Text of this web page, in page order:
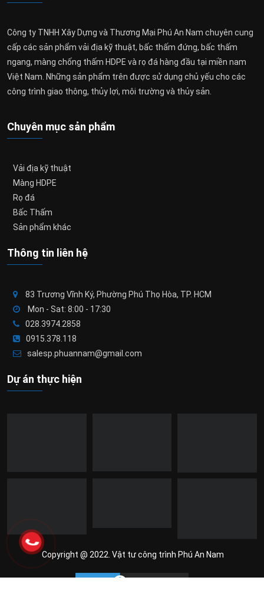
Công ty TNHH Xây Dựng và Thương Mại Phú An Nam chuyên cung
cấp các sản phẩm vải địa kỹ thuật, bấc thấm đứng, bấc thấm
ngang, màng chống thấm HDPE và rọ đá hàng đầu tại miền nam
Việt Nam. Những sản phẩm trên được sử dụng chủ yếu cho các
công trình giao thông, thủy lợi, môi trường và thủy sản.
Chuyên mục sản phẩm
Vải địa kỹ thuật
Màng HDPE
Rọ đá
Bấc Thấm
Sản phẩm khác
Thông tin liên hệ
83 Trương Vĩnh Ký, Phường Phú Thọ Hòa, TP. HCM
Mon - Sat: 8:00 - 17:30
028.3974.2858
0915.378.118
salesp.phuannam@gmail.com
Dự án thực hiện
Copyright @ 2022. Vật tư công trình Phú An Nam